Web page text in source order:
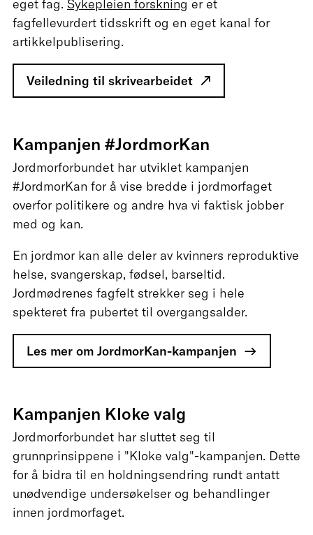
eget fag. Sykepleien forskning er et
fagfellevurdert tidsskrift og en eget kanal for
artikkelpublisering.
Veiledning til skrivearbeidet
Kampanjen #JordmorKan
Jordmorforbundet har utviklet kampanjen
#JordmorKan for å vise bredde i jordmorfaget
overfor politikere og andre hva vi faktisk jobber
med og kan.
En jordmor kan alle deler av kvinners reproduktive
helse, svangerskap, fødsel, barseltid.
Jordmødrenes fagfelt strekker seg i hele
spekteret fra pubertet til overgangsalder.
Les mer om JordmorKan-kampanjen
Kampanjen Kloke valg
Jordmorforbundet har sluttet seg til
grunnprinsippene i "Kloke valg"-kampanjen. Dette
for å bidra til en holdningsendring rundt antatt
unødvendige undersøkelser og behandlinger
innen jordmorfaget.